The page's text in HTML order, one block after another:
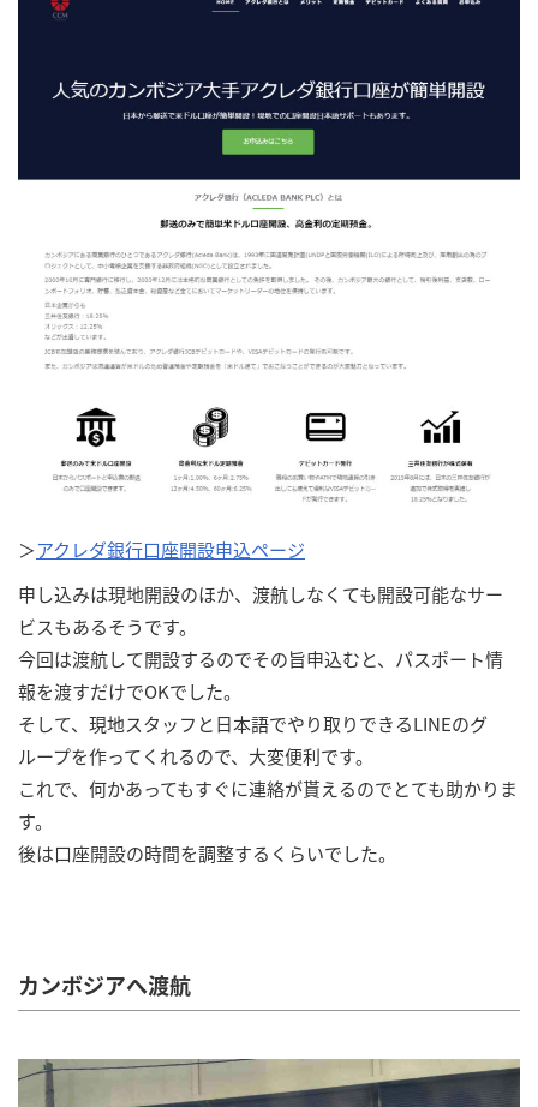
＞アクレダ銀行口座開設申込ページ
申し込みは現地開設のほか、渡航しなくても開設可能なサー
ビスもあるそうです。
今回は渡航して開設するのでその旨申込むと、パスポート情
報を渡すだけでOKでした。
そして、現地スタッフと日本語でやり取りできるLINEのグ
ループを作ってくれるので、大変便利です。
これで、何かあってもすぐに連絡が貰えるのでとても助かりま
す。
後は口座開設の時間を調整するくらいでした。
カンボジアへ渡航